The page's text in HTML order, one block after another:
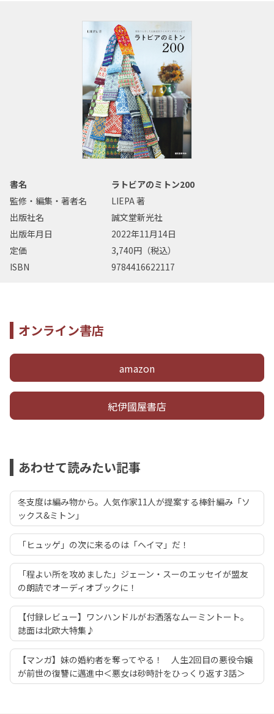
書名
ラトビアのミトン200
監修・編集・著者名
LIEPA 著
出版社名
誠文堂新光社
出版年月日
2022年11月14日
定価
3,740円（税込）
ISBN
9784416622117
オンライン書店
amazon
紀伊國屋書店
あわせて読みたい記事
冬支度は編み物から。人気作家11人が提案する棒針編み「ソ
ックス&ミトン」
「ヒュッゲ」の次に来るのは「ヘイマ」だ！
「程よい所を攻めました」ジェーン・スーのエッセイが盟友
の朗読でオーディオブックに！
【付録レビュー】ワンハンドルがお洒落なムーミントート。
誌面は北欧大特集♪
【マンガ】妹の婚約者を奪ってやる！ 人生2回目の悪役令嬢
が前世の復讐に邁進中＜悪女は砂時計をひっくり返す3話＞